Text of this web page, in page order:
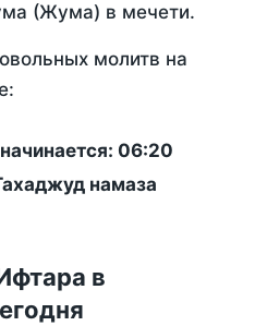
(Жума) в мечети.
молитв на
06:20
намаза
в